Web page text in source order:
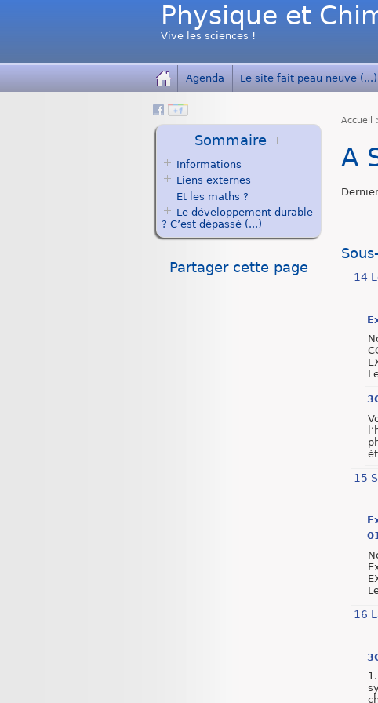
Physique et
Vive les sciences !
Agenda Le site fait peau neuve (...)
Accueil
A
14
15
16
Sommaire
Informations
Liens externes
Et les maths ?
Le développement durable
? C’est dépassé (...)
Partager cette page